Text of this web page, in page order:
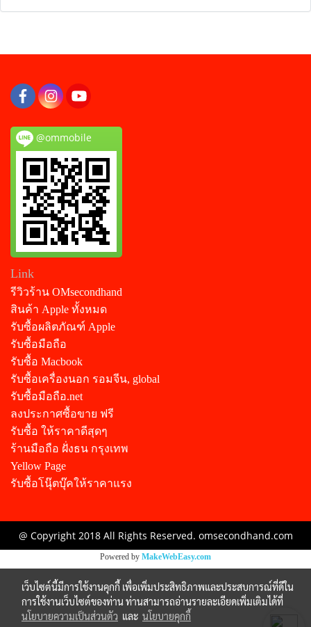
@ommobile
Link
รีวิวร้าน OMsecondhand
สินค้า Apple ทั้งหมด
รับซื้อผลิตภัณฑ์ Apple
รับซื้อมือถือ
รับซื้อ Macbook
รับซื้อเครื่องนอก รอมจีน, global
รับซื้อมือถือ.net
ลงประกาศซื้อขาย ฟรี
รับซื้อ ให้ราคาดีสุดๆ
ร้านมือถือ ฝั่งธน กรุงเทพ
Yellow Page
รับซื้อโนุ๊ตบุ๊คให้ราคาแรง
@ Copyright 2018 All Rights Reserved. omsecondhand.com
Powered by MakeWebEasy.com
เว็บไซต์นี้มีการใช้งานคุกกี้ เพื่อเพิ่มประสิทธิภาพและประสบการณ์ที่ดีใน
การใช้งานเว็บไซต์ของท่าน ท่านสามารถอ่านรายละเอียดเพิ่มเติมได้ที่
นโยบายความเป็นส่วนตัว และ นโยบายคุกกี้